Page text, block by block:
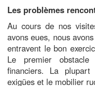
Les problèmes
Au cours de nos
avons eues, nous
entravent le bon
Le premier
financiers. La
exigües et le mobilier